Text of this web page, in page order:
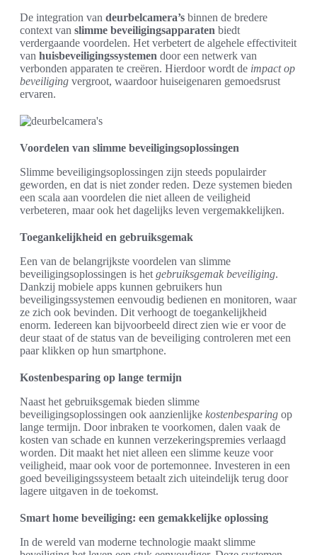
De integration van deurbelcamera’s binnen de bredere
context van slimme beveiligingsapparaten biedt
verdergaande voordelen. Het verbetert de algehele effectiviteit
van huisbeveiligingssystemen door een netwerk van
verbonden apparaten te creëren. Hierdoor wordt de impact op
beveiliging vergroot, waardoor huiseigenaren gemoedsrust
ervaren.
Voordelen van slimme beveiligingsoplossingen
Slimme beveiligingsoplossingen zijn steeds populairder
geworden, en dat is niet zonder reden. Deze systemen bieden
een scala aan voordelen die niet alleen de veiligheid
verbeteren, maar ook het dagelijks leven vergemakkelijken.
Toegankelijkheid en gebruiksgemak
Een van de belangrijkste voordelen van slimme
beveiligingsoplossingen is het gebruiksgemak beveiliging.
Dankzij mobiele apps kunnen gebruikers hun
beveiligingssystemen eenvoudig bedienen en monitoren, waar
ze zich ook bevinden. Dit verhoogt de toegankelijkheid
enorm. Iedereen kan bijvoorbeeld direct zien wie er voor de
deur staat of de status van de beveiliging controleren met een
paar klikken op hun smartphone.
Kostenbesparing op lange termijn
Naast het gebruiksgemak bieden slimme
beveiligingsoplossingen ook aanzienlijke kostenbesparing op
lange termijn. Door inbraken te voorkomen, dalen vaak de
kosten van schade en kunnen verzekeringspremies verlaagd
worden. Dit maakt het niet alleen een slimme keuze voor
veiligheid, maar ook voor de portemonnee. Investeren in een
goed beveiligingssysteem betaalt zich uiteindelijk terug door
lagere uitgaven in de toekomst.
Smart home beveiliging: een gemakkelijke oplossing
In de wereld van moderne technologie maakt slimme